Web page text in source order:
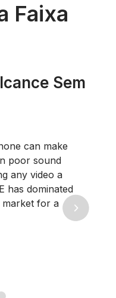
Faixa
Sem
Wireless PRO] is the
you can buy.”
Next